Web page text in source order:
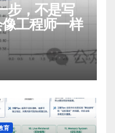
，不是写
工程师一样
育